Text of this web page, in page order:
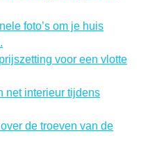
foto’s om je huis
voor een vlotte
net interieur tijdens
de troeven van de